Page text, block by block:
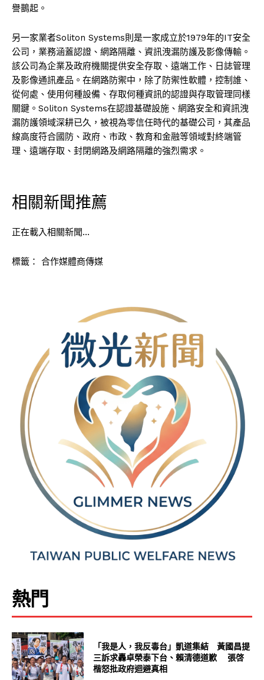
譽鵲起。
另一家業者Soliton Systems則是一家成立於1979年的IT安全
公司，業務涵蓋認證、網路隔離、資訊洩漏防護及影像傳輸。
該公司為企業及政府機關提供安全存取、遠端工作、日誌管理
及影像通訊產品。在網路防禦中，除了防禦性軟體，控制誰、
從何處、使用何種設備、存取何種資訊的認證與存取管理同樣
關鍵。Soliton Systems在認證基礎設施、網路安全和資訊洩
漏防護領域深耕已久，被視為零信任時代的基礎公司，其產品
線高度符合國防、政府、市政、教育和金融等領域對終端管
理、遠端存取、封閉網路及網路隔離的強烈需求。
相關新聞推薦
正在載入相關新聞…
標籤： 合作媒體商傳媒
熱門
「我是人，我反毒台」凱道集結 黃國昌提
三訴求轟卓榮泰下台、賴清德道歉 張啓
楷怒批政府迴避真相